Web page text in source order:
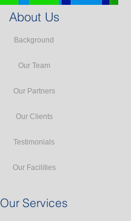
About Us
Background
Our Team
Our Partners
Our Clients
Testimonials
Our Facilities
Our Services